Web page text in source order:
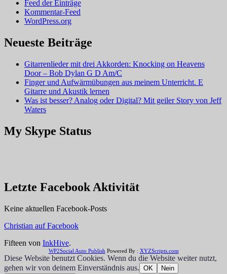
Feed der Einträge
Kommentar-Feed
WordPress.org
Neueste Beiträge
Gitarrenlieder mit drei Akkorden: Knocking on Heavens
Door – Bob Dylan G D Am/C
Finger und Aufwärmübungen aus meinem Unterricht. E
Gitarre und Akustik lernen
Was ist besser? Analog oder Digital? Mit geiler Story von Jeff
Waters
My Skype Status
Letzte Facebook Aktivität
Keine aktuellen Facebook-Posts
Christian auf Facebook
Fifteen von InkHive.
WP2Social Auto Publish Powered By : XYZScripts.com
Diese Website benutzt Cookies. Wenn du die Website weiter nutzt,
gehen wir von deinem Einverständnis aus. OK
Nein